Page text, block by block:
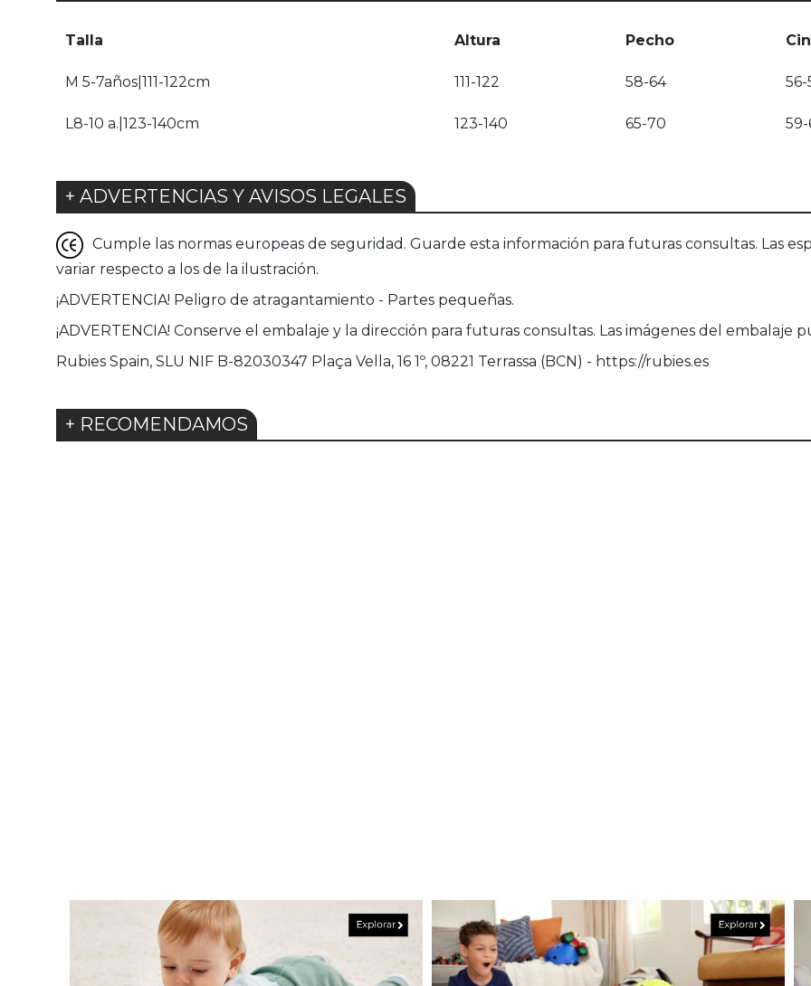
Talla Altura Pecho
M 5-7años|111-122cm 111-122 58-64 56-
L8-10 a.|123-140cm 123-140 65-70 59-
+ ADVERTENCIAS Y AVISOS LEGALES
Cumple las normas europeas de seguridad. Guarde esta información para futuras consultas. Las
variar respecto a los de la ilustración.
¡ADVERTENCIA! Peligro de atragantamiento - Partes pequeñas.
¡ADVERTENCIA! Conserve el embalaje y la dirección para futuras consultas. Las imágenes del
Rubies Spain, SLU NIF B-82030347 Plaça Vella, 16 1º, 08221 Terrassa (BCN) - https://rubies.es
+ RECOMENDAMOS